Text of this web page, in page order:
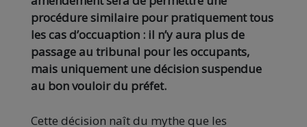
procédure similaire pour pratiquement tous
les cas d’occuaption : il n’y aura plus de
passage au tribunal pour les occupants,
mais uniquement une décision suspendue
au bon vouloir du préfet.
Cette décision naît du mythe que les